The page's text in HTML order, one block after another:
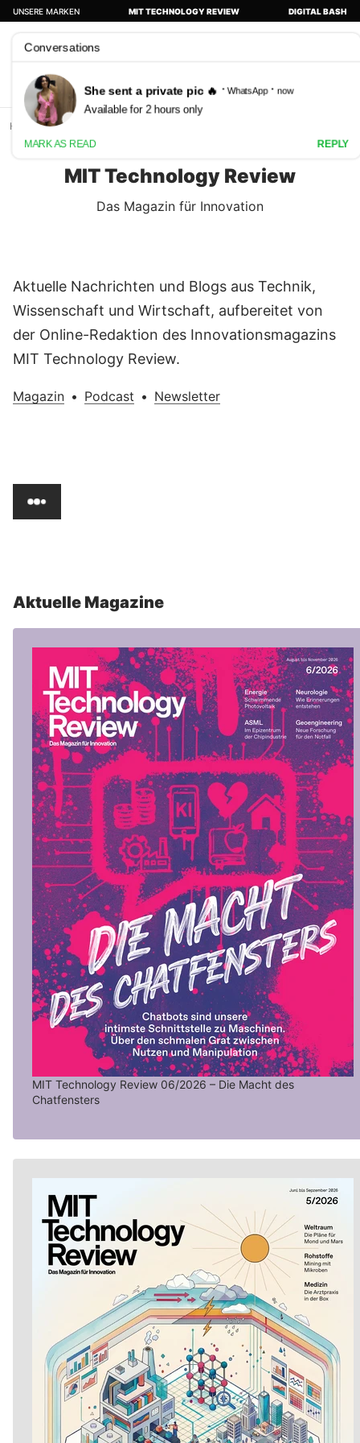
UNSERE MARKEN MIT TECHNOLOGY REVIEW DIGITAL BASH
KI im B2B-Marketing TOKENISIERT EUCH! PODCASTS
Home MIT Technology Review
MIT Technology Review
Das Magazin für Innovation
Aktuelle Nachrichten und Blogs aus Technik,
Wissenschaft und Wirtschaft, aufbereitet von
der Online-Redaktion des Innovationsmagazins
MIT Technology Review.
Magazin • Podcast • Newsletter
Aktuelle Magazine
MIT Technology Review 06/2026 – Die Macht des
Chatfensters